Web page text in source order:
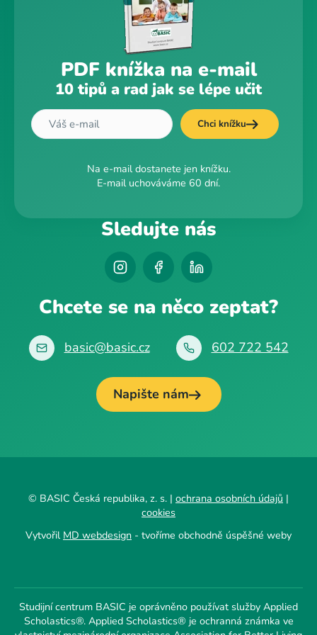
PDF knížka na e-mail
10 tipů a rad jak se lépe učit
Chci knížku
Na e-mail dostanete jen knížku.
E-mail uchováváme 60 dní.
Sledujte nás
Chcete se na něco zeptat?
basic@basic.cz 602 722 542
Napište nám
© BASIC Česká republika, z. s. | ochrana osobních údajů |
cookies
Vytvořil MD webdesign - tvoříme obchodně úspěšné weby
Studijní centrum BASIC je oprávněno používat služby Applied
Scholastics®. Applied Scholastics® je ochranná známka ve